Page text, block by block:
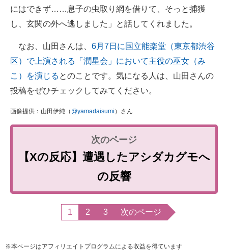
にはできず……息子の虫取り網を借りて、そっと捕獲
し、玄関の外へ逃しました」と話してくれました。
なお、山田さんは、 6月7日に国立能楽堂（東京都渋谷
区）で上演される「潤星会」において主役の巫女（み
こ）を演じる とのことです。気になる人は、山田さんの
投稿をぜひチェックしてみてください。
画像提供：山田伊純（ @yamadaisumi ）さん
【Xの反応】遭遇したアシダカグモへ
の反響
1 2 3 次のページ
※本ページはアフィリエイトプログラムによる収益を得ています